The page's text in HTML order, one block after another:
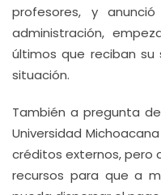
profesores, y
administración,
últimos que reciban su
situación.
También a pregunta
Universidad
créditos externos, pero
recursos para que a